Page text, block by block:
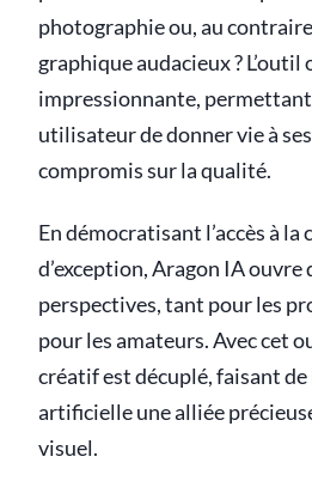
photographie ou, au
graphique audacieux ?
impressionnante, permettant
utilisateur de donner vie à
compromis sur la qualité.
En démocratisant l’accès à la
d’exception, Aragon IA ouvre
perspectives, tant pour les
pour les amateurs. Avec cet
créatif est décuplé, faisant
artificielle une alliée
visuel.